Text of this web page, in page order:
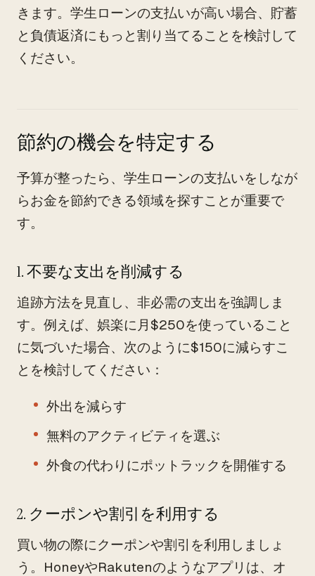
きます。学生ローンの支払いが高い場合、貯蓄
と負債返済にもっと割り当てることを検討して
ください。
節約の機会を特定する
予算が整ったら、学生ローンの支払いをしなが
らお金を節約できる領域を探すことが重要で
す。
1. 不要な支出を削減する
追跡方法を見直し、非必需の支出を強調しま
す。例えば、娯楽に月$250を使っていること
に気づいた場合、次のように$150に減らすこ
とを検討してください：
外出を減らす
無料のアクティビティを選ぶ
外食の代わりにポットラックを開催する
2. クーポンや割引を利用する
買い物の際にクーポンや割引を利用しましょ
う。HoneyやRakutenのようなアプリは、オ